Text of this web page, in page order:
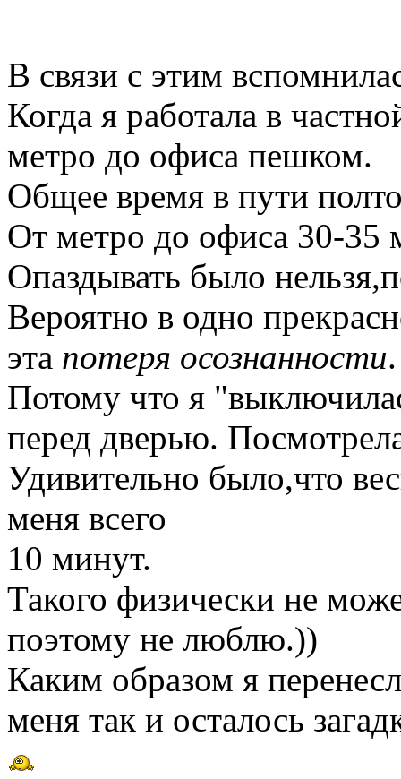
В связи с этим
Когда я работала в
метро до офиса пешком.
Общее время в пути
От метро до офиса 30-35
Опаздывать было
Вероятно в одно
эта потеря осознанности.
Потому что я
перед дверью.
Удивительно было,что
меня всего
10 минут.
Такого физически не
поэтому не люблю.))
Каким образом я
меня так и осталось